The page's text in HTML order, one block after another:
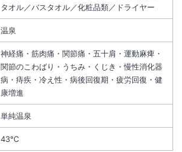
タオル／バスタオル／化粧品類／ドライヤー
温泉
神経痛・筋肉痛・関節痛・五十肩・運動麻痺・
関節のこわばり・うちみ・くじき・慢性消化器
病・痔疾・冷え性・病後回復期・疲労回復・健
康増進
単純温泉
43℃